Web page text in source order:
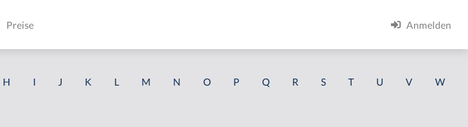
Preise Anmelden
H I J K L M N O P Q R S T U V W